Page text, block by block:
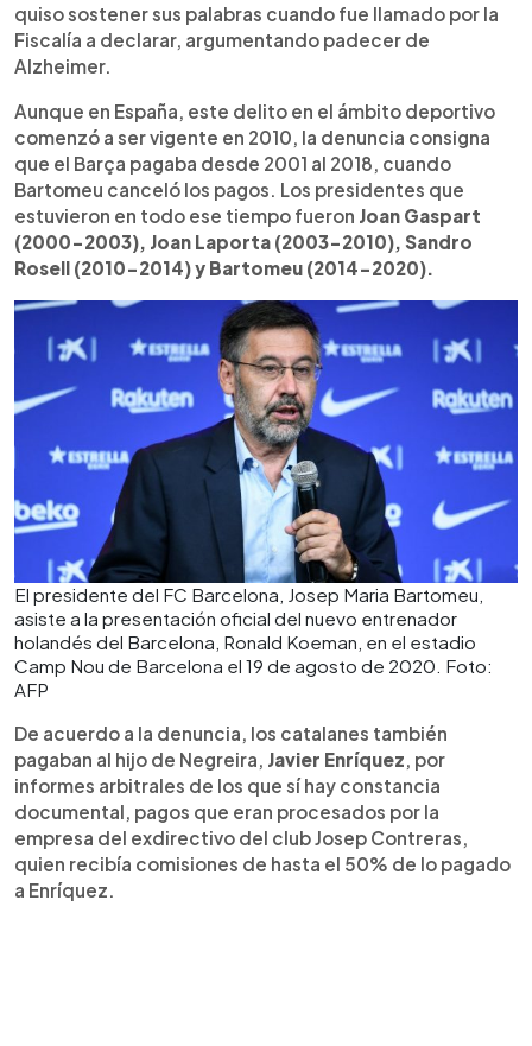
quiso sostener sus palabras cuando fue llamado por la
Fiscalía a declarar, argumentando padecer de
Alzheimer.
Aunque en España, este delito en el ámbito deportivo
comenzó a ser vigente en 2010, la denuncia consigna
que el Barça pagaba desde 2001 al 2018, cuando
Bartomeu canceló los pagos. Los presidentes que
estuvieron en todo ese tiempo fueron Joan Gaspart
(2000-2003), Joan Laporta (2003-2010), Sandro
Rosell (2010-2014) y Bartomeu (2014-2020).
El presidente del FC Barcelona, ​​Josep Maria Bartomeu,
asiste a la presentación oficial del nuevo entrenador
holandés del Barcelona, ​​Ronald Koeman, en el estadio
Camp Nou de Barcelona el 19 de agosto de 2020. Foto:
AFP
De acuerdo a la denuncia, los catalanes también
pagaban al hijo de Negreira, Javier Enríquez, por
informes arbitrales de los que sí hay constancia
documental, pagos que eran procesados por la
empresa del exdirectivo del club Josep Contreras,
quien recibía comisiones de hasta el 50% de lo pagado
a Enríquez.